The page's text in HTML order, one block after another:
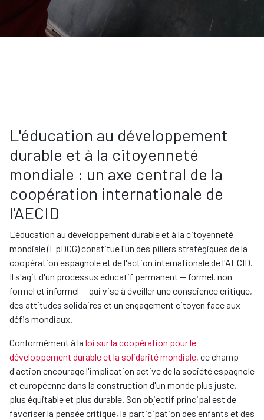
L'éducation au développement
durable et à la citoyenneté
mondiale : un axe central de la
coopération internationale de
l'AECID
L'éducation au développement durable et à la citoyenneté
mondiale (EpDCG) constitue l'un des piliers stratégiques de la
coopération espagnole et de l'action internationale de l'AECID.
Il s'agit d'un processus éducatif permanent — formel, non
formel et informel — qui vise à éveiller une conscience critique,
des attitudes solidaires et un engagement citoyen face aux
défis mondiaux.
Conformément à la loi sur la coopération pour le
développement durable et la solidarité mondiale, ce champ
d'action encourage l'implication active de la société espagnole
et européenne dans la construction d'un monde plus juste,
plus équitable et plus durable. Son objectif principal est de
favoriser la pensée critique, la participation des enfants et des